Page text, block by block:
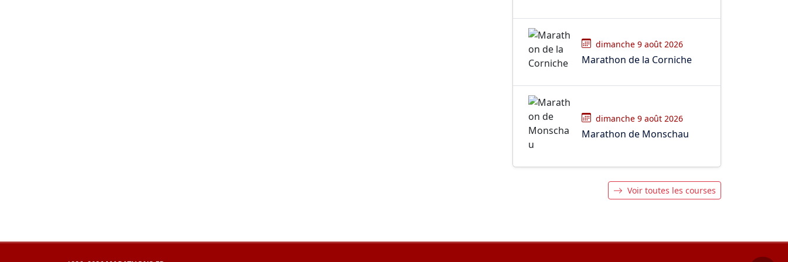
dimanche 9 août 2026
Marathon de la Corniche
dimanche 9 août 2026
Marathon de Monschau
Voir toutes les courses